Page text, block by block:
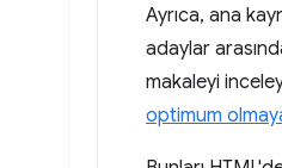
Ayrıca, ana
adaylar
makaleyi
optimum